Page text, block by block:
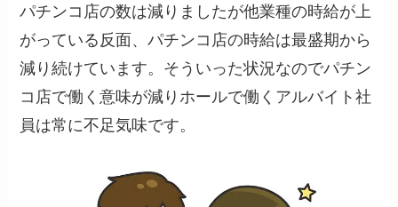
パチンコ店の数は減りましたが他業種の時給が上
がっている反面、パチンコ店の時給は最盛期から
減り続けています。そういった状況なのでパチン
コ店で働く意味が減りホールで働くアルバイト社
員は常に不足気味です。